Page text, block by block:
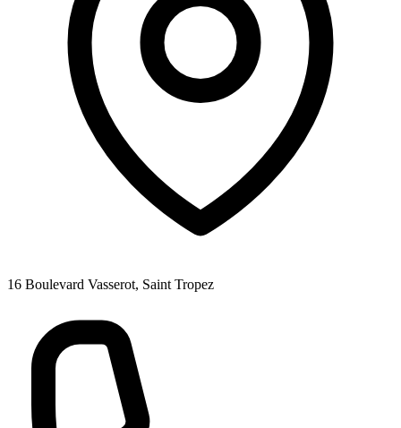
16 Boulevard Vasserot, Saint Tropez